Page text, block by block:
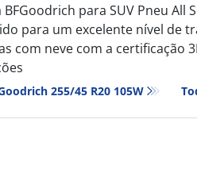
BFGoodrich para SUV Pneu
para um excelente nível de
com neve com a certificação
255/45 R20 105W